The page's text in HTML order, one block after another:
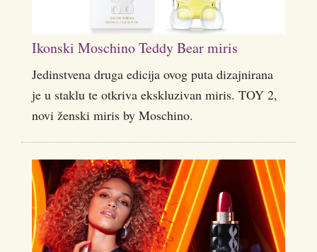
Ikonski Moschino Teddy Bear miris
Jedinstvena druga edicija ovog puta dizajnirana
je u staklu te otkriva ekskluzivan miris. TOY 2,
novi ženski miris by Moschino.